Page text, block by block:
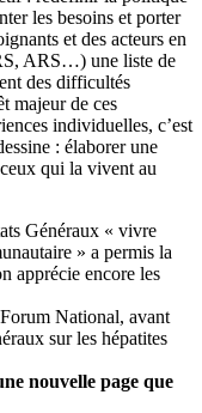
les besoins et porter
et des acteurs en
ARS…) une liste de
des difficultés
majeur de ces
individuelles, c’est
: élaborer une
qui la vivent au
Généraux « vivre
» a permis la
apprécie encore les
National, avant
sur les hépatites
nouvelle page que